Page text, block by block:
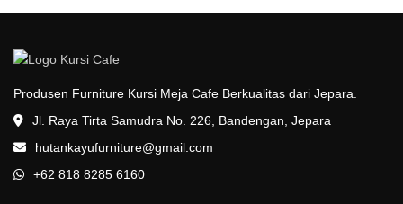
Produsen Furniture Kursi Meja Cafe Berkualitas dari Jepara.
Jl. Raya Tirta Samudra No. 226, Bandengan, Jepara
hutankayufurniture@gmail.com
+62 818 8285 6160